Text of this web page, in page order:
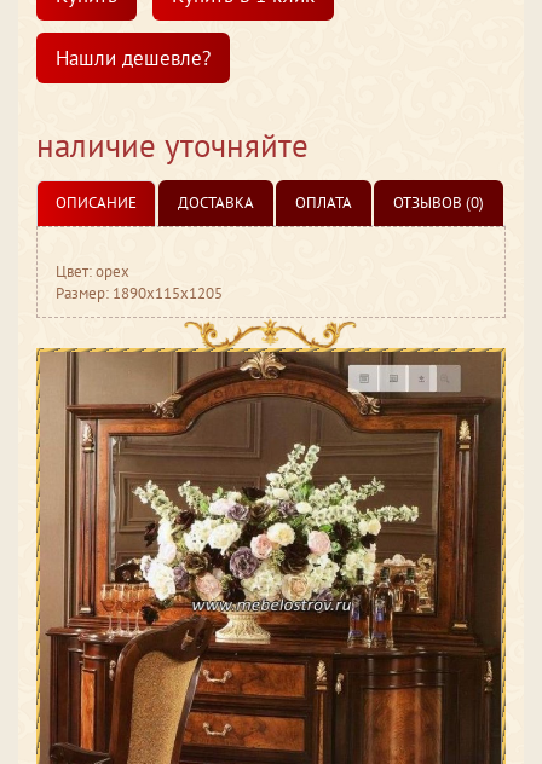
Нашли дешевле?
наличие уточняйте
ОПИСАНИЕ ДОСТАВКА ОПЛАТА ОТЗЫВОВ (0)
Цвет: орех
Размер: 1890x115x1205